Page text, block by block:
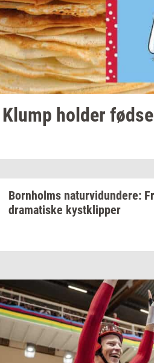
Klump hol­der
Born­holms na­tur­vi­dun­de­re:
dra­ma­ti­ske kyst­klip­per